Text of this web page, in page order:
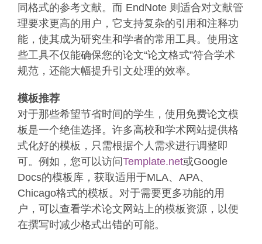
同格式的参考文献。而 EndNote 则适合对文献管
理要求更高的用户，它支持复杂的引用和注释功
能，使其成为研究生和学者的常用工具。使用这
些工具不仅能确保您的论文“论文格式”符合学术
规范，还能大幅提升引文处理的效率。
模板推荐
对于那些希望节省时间的学生，使用免费论文模
板是一个绝佳选择。许多高校和学术网站提供格
式化好的模板，只需根据个人需求进行调整即
可。例如，您可以访问Template.net或Google
Docs的模板库，获取适用于MLA、APA、
Chicago格式的模板。对于需要更多功能的用
户，可以查看学术论文网站上的模板资源，以便
在撰写时减少格式出错的可能。